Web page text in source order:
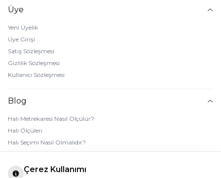
Üye
Yeni Üyelik
Üye Girişi
Satış Sözleşmesi
Gizlilik Sözleşmesi
Kullanıcı Sözleşmesi
Blog
Halı Metrekaresi Nasıl Ölçülür?
Halı Ölçüleri
Halı Seçimi Nasıl Olmalıdır?
Halı Rengi Nasıl Seçilir?
Halı Temizliği Nasıl Yapılır?
Çerez Kullanımı